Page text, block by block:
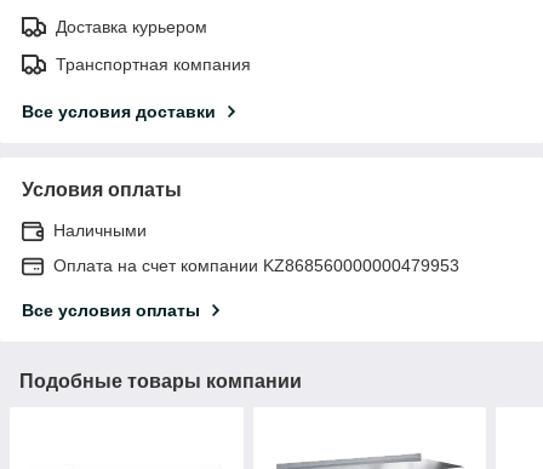
Доставка курьером
Транспортная компания
Все условия доставки
Условия оплаты
Наличными
Оплата на счет компании KZ868560000000479953
Все условия оплаты
Подобные товары компании